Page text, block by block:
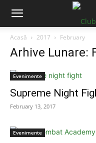
Acasă 2017 February
Arhive Lunare:
Evenimente
Supreme Night
February 13, 2017
Evenimente